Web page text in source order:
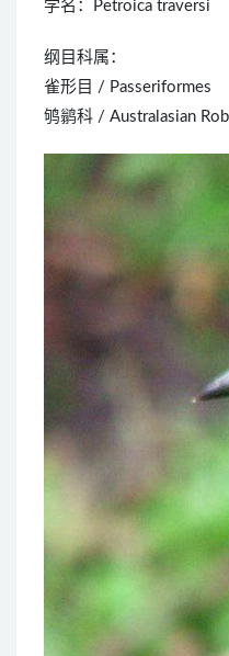
学名：Petroica traversi
纲目科属：
雀形目 / Passeriformes
鸲鹟科 / Australasian